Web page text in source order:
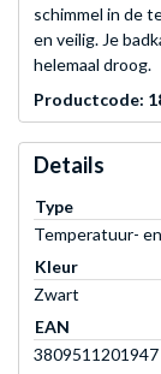
schimmel in de
en veilig. Je
helemaal droog.
Productcode:
Details
Type
Temperatuur-
Kleur
Zwart
EAN
3809511201947